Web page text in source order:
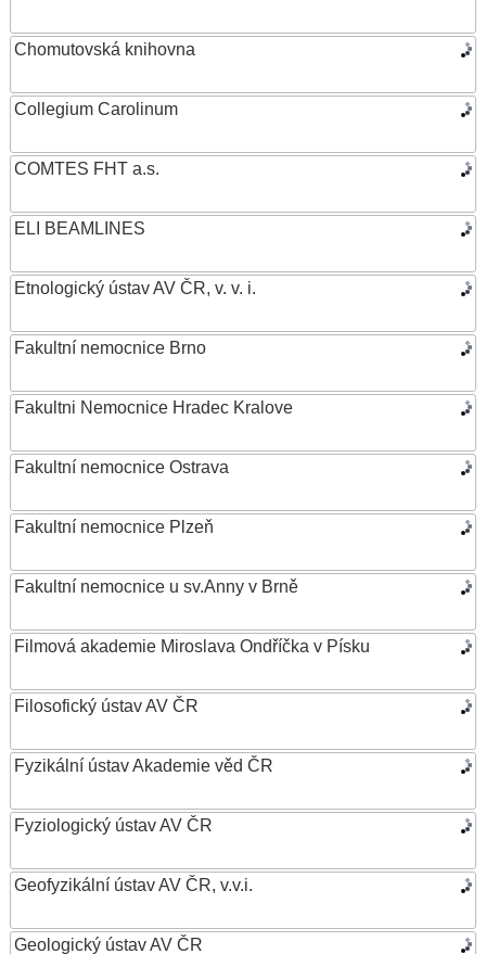
Chomutovská knihovna
Collegium Carolinum
COMTES FHT a.s.
ELI BEAMLINES
Etnologický ústav AV ČR, v. v. i.
Fakultní nemocnice Brno
Fakultni Nemocnice Hradec Kralove
Fakultní nemocnice Ostrava
Fakultní nemocnice Plzeň
Fakultní nemocnice u sv.Anny v Brně
Filmová akademie Miroslava Ondříčka v Písku
Filosofický ústav AV ČR
Fyzikální ústav Akademie věd ČR
Fyziologický ústav AV ČR
Geofyzikální ústav AV ČR, v.v.i.
Geologický ústav AV ČR